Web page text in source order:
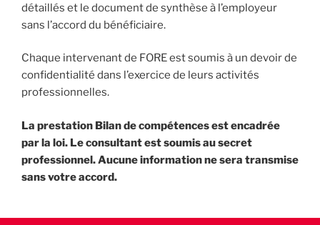
détaillés et le document de synthèse à l’employeur
sans l’accord du bénéficiaire.
Chaque intervenant de FORE est soumis à un devoir de
confidentialité dans l’exercice de leurs activités
professionnelles.
La prestation Bilan de compétences est encadrée
par la loi. Le consultant est soumis au secret
professionnel. Aucune information ne sera transmise
sans votre accord.